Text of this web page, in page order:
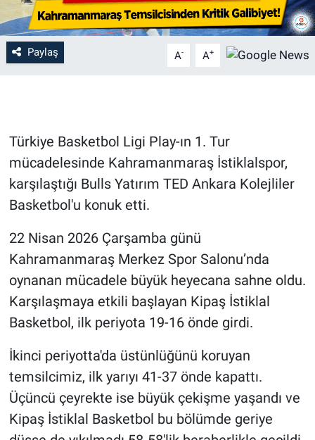
Paylaş A- A+
Türkiye Basketbol Ligi Play-ın 1. Tur
mücadelesinde Kahramanmaraş İstiklalspor,
karşılaştığı Bulls Yatırım TED Ankara Kolejliler
Basketbol'u konuk etti.
22 Nisan 2026 Çarşamba günü
Kahramanmaraş Merkez Spor Salonu’nda
oynanan mücadele büyük heyecana sahne oldu.
Karşılaşmaya etkili başlayan Kipaş İstiklal
Basketbol, ilk periyota 19-16 önde girdi.
İkinci periyotta'da üstünlüğünü koruyan
temsilcimiz, ilk yarıyı 41-37 önde kapattı.
Üçüncü çeyrekte ise büyük çekişme yaşandı ve
Kipaş İstiklal Basketbol bu bölümde geriye